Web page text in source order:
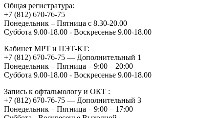
Общая регистратура:
+7 (812) 670-76-75
Понедельник – Пятница с 8.30-20.00
Суббота 9.00-18.00 - Воскресенье 9.00-18.00
Кабинет МРТ и ПЭТ-КТ:
+7 (812) 670-76-75 — Дополнительный 1
Понедельник – Пятница – 9:00 – 20:00
Суббота 9.00-18.00 - Воскресенье 9.00-18.00
Запись к офтальмологу и ОКТ :
+7 (812) 670-76-75 — Дополнительный 3
Понедельник – Пятница – 9:00 – 17:00